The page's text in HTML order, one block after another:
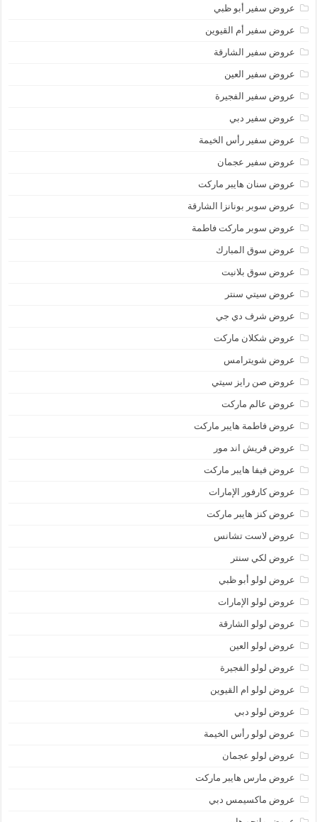
عروض سفير أبو ظبي
عروض سفير أم القيوين
عروض سفير الشارقة
عروض سفير العين
عروض سفير الفجيرة
عروض سفير دبي
عروض سفير رأس الخيمة
عروض سفير عجمان
عروض سنان هايبر ماركت
عروض سوبر بونانزا الشارقة
عروض سوبر ماركت فاطمة
عروض سوق المبارك
عروض سوق بلانيت
عروض سيتي سنتر
عروض شرف دي جي
عروض شكلان ماركت
عروض شويترامس
عروض صن رايز سيتي
عروض عالم ماركت
عروض فاطمة هايبر ماركت
عروض فريش اند مور
عروض فيفا هايبر ماركت
عروض كارفور الإمارات
عروض كنز هايبر ماركت
عروض لاست تشانس
عروض لكي سنتر
عروض لولو أبو ظبي
عروض لولو الإمارات
عروض لولو الشارقة
عروض لولو العين
عروض لولو الفجيرة
عروض لولو ام القيوين
عروض لولو دبي
عروض لولو رأس الخيمة
عروض لولو عجمان
عروض مارس هايبر ماركت
عروض ماكسيمس دبي